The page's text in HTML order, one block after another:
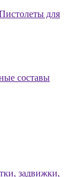
для
составы
задвижки,